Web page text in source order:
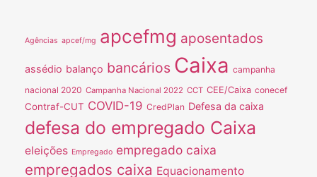
Agências apcef/mg apcefmg aposentados
assédio balanço bancários Caixa campanha
nacional 2020 Campanha Nacional 2022 CCT CEE/Caixa conecef
Contraf-CUT COVID-19 CredPlan Defesa da caixa
defesa do empregado Caixa
eleições Empregado empregado caixa
empregados caixa Equacionamento